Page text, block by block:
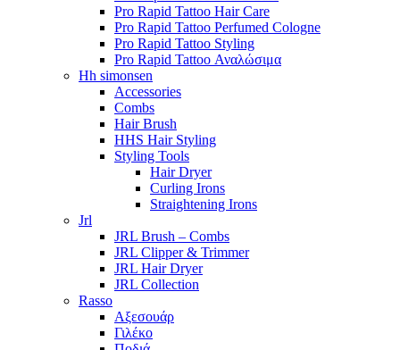
Pro Rapid Tattoo Hair Care
Pro Rapid Tattoo Perfumed Cologne
Pro Rapid Tattoo Styling
Pro Rapid Tattoo Αναλώσιμα
Hh simonsen
Accessories
Combs
Hair Brush
HHS Hair Styling
Styling Tools
Hair Dryer
Curling Irons
Straightening Irons
Jrl
JRL Brush – Combs
JRL Clipper & Trimmer
JRL Hair Dryer
JRL Collection
Rasso
Αξεσουάρ
Γιλέκο